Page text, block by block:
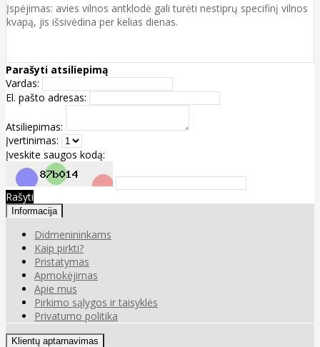
Įspėjimas: avies vilnos antklodė gali turėti nestiprų specifinį vilnos
kvapą, jis išsivėdina per kelias dienas.
Parašyti atsiliepimą
Vardas:
El. pašto adresas:
Atsiliepimas:
Įvertinimas:
Įveskite saugos kodą:
Rašyti
Informacija
Didmenininkams
Kaip pirkti?
Pristatymas
Apmokėjimas
Apie mus
Pirkimo sąlygos ir taisyklės
Privatumo politika
Klientų aptarnavimas